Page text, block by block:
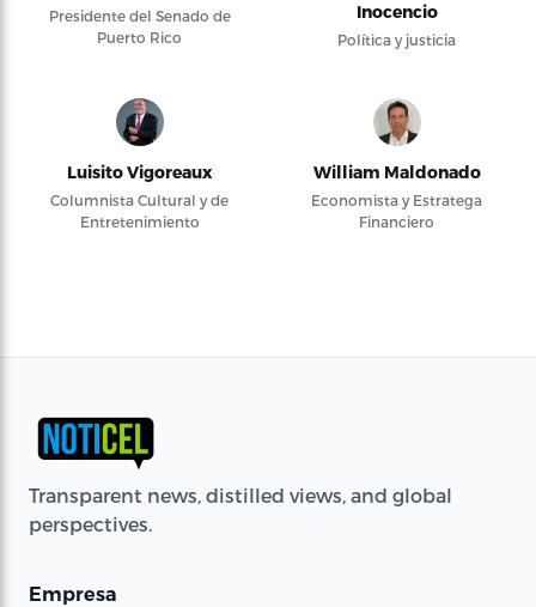
Presidente del Senado de
Puerto Rico
Inocencio
Política y justicia
Luisito Vigoreaux
Columnista Cultural y de
Entretenimiento
William Maldonado
Economista y Estratega
Financiero
Transparent news, distilled views, and global
perspectives.
Empresa